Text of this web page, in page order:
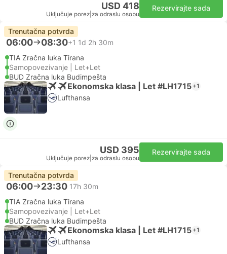
USD 418
Uključuje porez za odraslu osobu
Rezervirajte sada
Trenutačna potvrda
06:00 08:30+1 1d 2h 30m
TIA Zračna luka Tirana
Samopovezivanje | Let+Let
BUD Zračna luka Budimpešta
Ekonomska klasa | Let #LH1715 +1
Lufthansa
USD 395
Uključuje porez za odraslu osobu
Rezervirajte sada
Trenutačna potvrda
06:00 23:30 17h 30m
TIA Zračna luka Tirana
Samopovezivanje | Let+Let
BUD Zračna luka Budimpešta
Ekonomska klasa | Let #LH1715 +1
Lufthansa